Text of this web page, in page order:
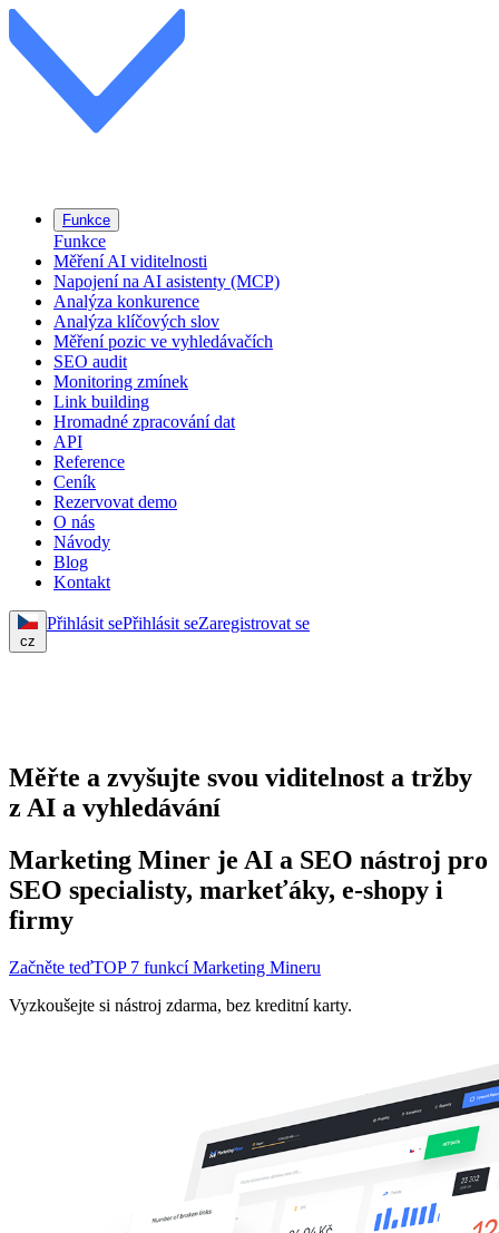
Funkce
Funkce
Měření AI viditelnosti
Napojení na AI asistenty (MCP)
Analýza konkurence
Analýza klíčových slov
Měření pozic ve vyhledávačích
SEO audit
Monitoring zmínek
Link building
Hromadné zpracování dat
API
Reference
Ceník
Rezervovat demo
O nás
Návody
Blog
Kontakt
cz
Přihlásit sePřihlásit seZaregistrovat se
Měřte a zvyšujte svou viditelnost a tržby
z AI a vyhledávání
Marketing Miner je AI a SEO nástroj pro
SEO specialisty, markeťáky, e-shopy i
firmy
Začněte teďTOP 7 funkcí Marketing Mineru
Vyzkoušejte si nástroj zdarma, bez kreditní karty.